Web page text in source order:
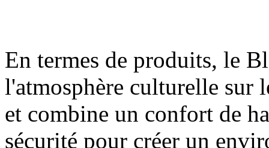
En termes de produits, le
l'atmosphère culturelle sur
et combine un confort de
sécurité pour créer un